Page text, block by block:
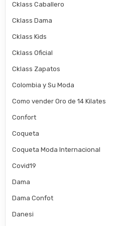
Cklass Caballero
Cklass Dama
Cklass Kids
Cklass Oficial
Cklass Zapatos
Colombia y Su Moda
Como vender Oro de 14 Kilates
Confort
Coqueta
Coqueta Moda Internacional
Covid19
Dama
Dama Confot
Danesi